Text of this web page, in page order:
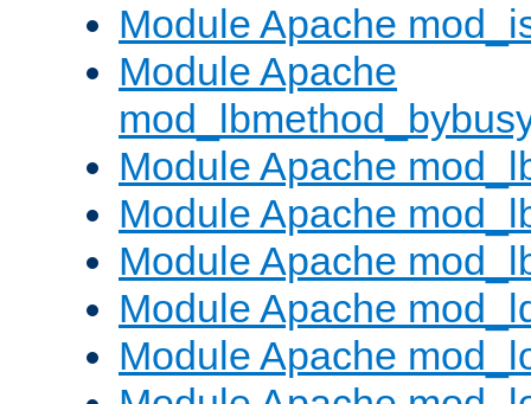
Module Apache
Module Apache
Module Apache
Module Apache
Module Apache
Module Apache
Module Apache